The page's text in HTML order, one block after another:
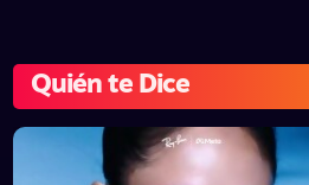
Quién te Dice